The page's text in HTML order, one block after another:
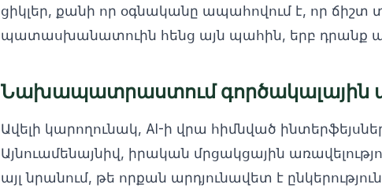
ցիկլեր, քանի որ օգնականը ապահովում է, որ ճիշտ
պատասխանատուին հենց այն պահին, երբ դրանք
Նախապատրաստում գործակալային
Ավելի կարողունակ, AI-ի վրա հիմնված
Այնուամենայնիվ, իրական մրցակցային
այլ նրանում, թե որքան արդյունավետ է